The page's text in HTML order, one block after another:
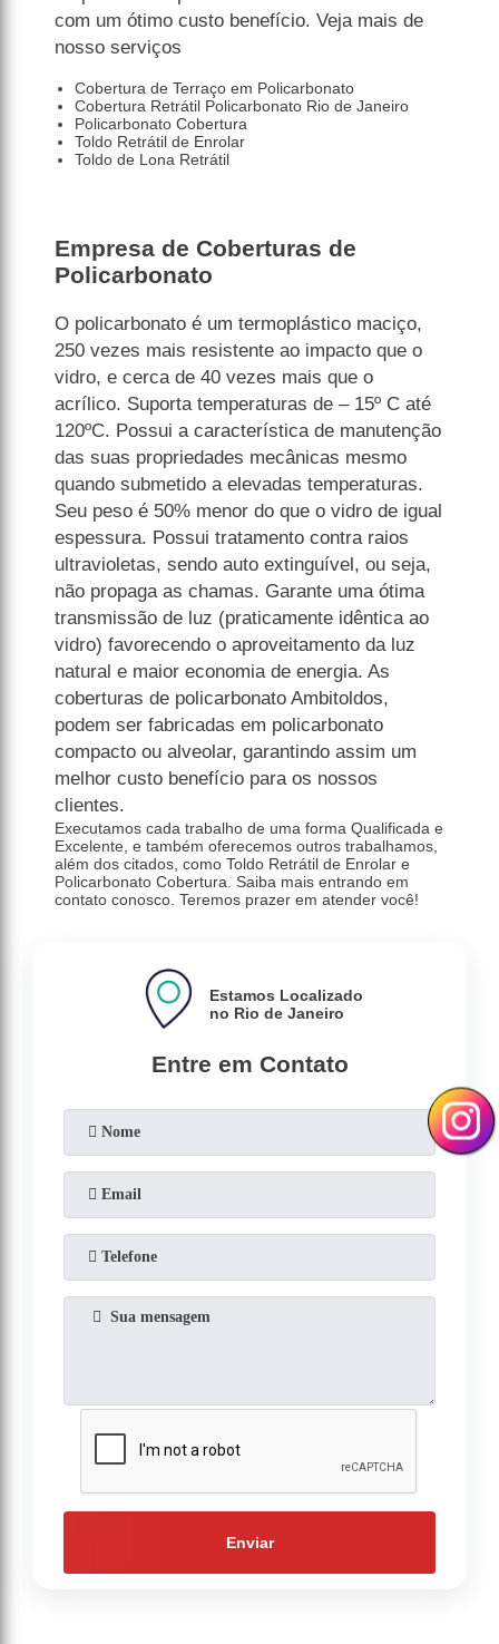
com um ótimo custo benefício. Veja mais de
nosso serviços
Cobertura de Terraço em Policarbonato
Cobertura Retrátil Policarbonato Rio de Janeiro
Policarbonato Cobertura
Toldo Retrátil de Enrolar
Toldo de Lona Retrátil
Empresa de Coberturas de
Policarbonato
O policarbonato é um termoplástico maciço,
250 vezes mais resistente ao impacto que o
vidro, e cerca de 40 vezes mais que o
acrílico. Suporta temperaturas de – 15º C até
120ºC. Possui a característica de manutenção
das suas propriedades mecânicas mesmo
quando submetido a elevadas temperaturas.
Seu peso é 50% menor do que o vidro de igual
espessura. Possui tratamento contra raios
ultravioletas, sendo auto extinguível, ou seja,
não propaga as chamas. Garante uma ótima
transmissão de luz (praticamente idêntica ao
vidro) favorecendo o aproveitamento da luz
natural e maior economia de energia. As
coberturas de policarbonato Ambitoldos,
podem ser fabricadas em policarbonato
compacto ou alveolar, garantindo assim um
melhor custo benefício para os nossos
clientes.
Executamos cada trabalho de uma forma Qualificada e
Excelente, e também oferecemos outros trabalhamos,
além dos citados, como Toldo Retrátil de Enrolar e
Policarbonato Cobertura. Saiba mais entrando em
contato conosco. Teremos prazer em atender você!
Entre em Contato
Estamos Localizado
no Rio de Janeiro
Enviar